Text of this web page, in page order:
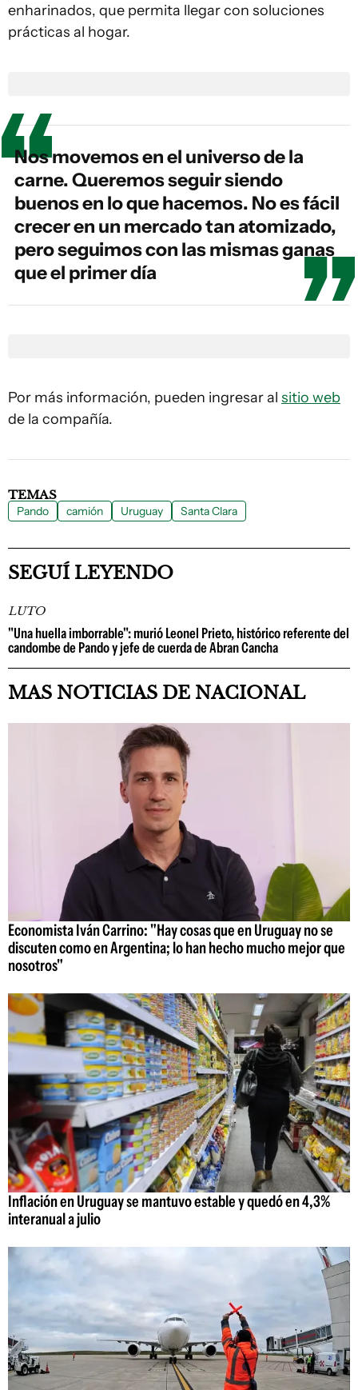
enharinados, que permita llegar con soluciones
prácticas al hogar.
Nos movemos en el universo de la
carne. Queremos seguir siendo
buenos en lo que hacemos. No es fácil
crecer en un mercado tan atomizado,
pero seguimos con las mismas ganas
que el primer día
Por más información, pueden ingresar al sitio web
de la compañía.
TEMAS
Pando camión Uruguay Santa Clara
SEGUÍ LEYENDO
LUTO
"Una huella imborrable": murió Leonel Prieto, histórico referente del
candombe de Pando y jefe de cuerda de Abran Cancha
MAS NOTICIAS DE NACIONAL
Economista Iván Carrino: "Hay cosas que en Uruguay no se
discuten como en Argentina; lo han hecho mucho mejor que
nosotros"
Inflación en Uruguay se mantuvo estable y quedó en 4,3%
interanual a julio